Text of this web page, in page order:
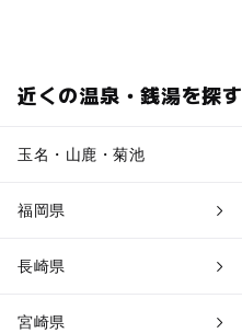
近くの温泉・銭湯を探す
玉名・山鹿・菊池
福岡県
長崎県
宮崎県